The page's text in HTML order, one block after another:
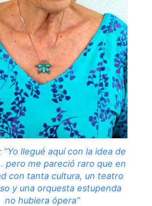
llegué aquí con la idea de
pero me pareció raro que en
con tanta cultura, un teatro
y una orquesta estupenda
no hubiera ópera”